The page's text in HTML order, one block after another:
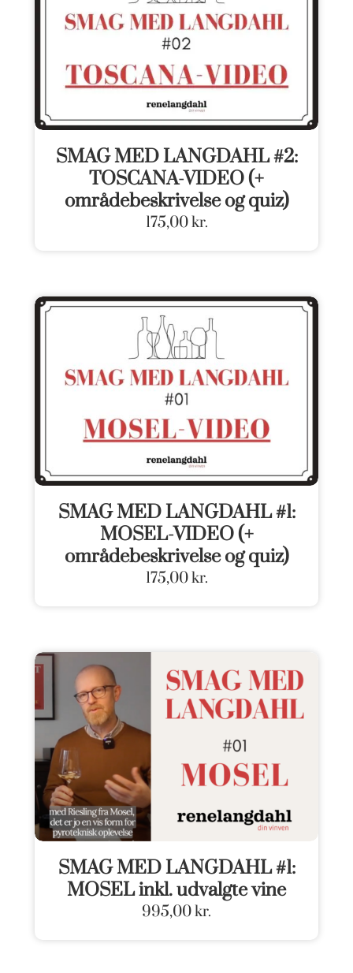
SMAG MED LANGDAHL #2:
TOSCANA-VIDEO (+
områdebeskrivelse og quiz)
175,00kr.
SMAG MED LANGDAHL #1:
MOSEL-VIDEO (+
områdebeskrivelse og quiz)
175,00kr.
SMAG MED LANGDAHL #1:
MOSEL inkl. udvalgte vine
995,00kr.